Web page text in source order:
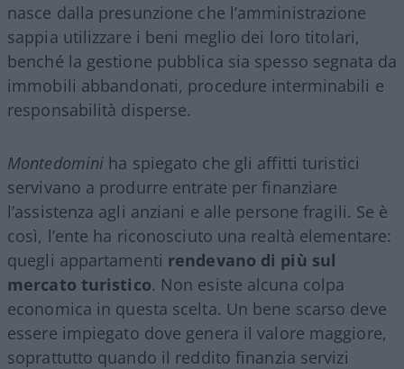
nasce dalla presunzione che l’amministrazione
sappia utilizzare i beni meglio dei loro titolari,
benché la gestione pubblica sia spesso segnata da
immobili abbandonati, procedure interminabili e
responsabilità disperse.
Montedomini ha spiegato che gli affitti turistici
servivano a produrre entrate per finanziare
l’assistenza agli anziani e alle persone fragili. Se è
così, l’ente ha riconosciuto una realtà elementare:
quegli appartamenti rendevano di più sul
mercato turistico. Non esiste alcuna colpa
economica in questa scelta. Un bene scarso deve
essere impiegato dove genera il valore maggiore,
soprattutto quando il reddito finanzia servizi